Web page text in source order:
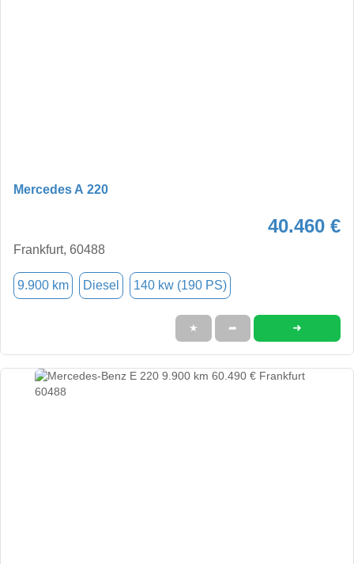
Mercedes A 220
40.460 €
Frankfurt, 60488
9.900 km Diesel 140 kw (190 PS)
★ ➦ ➜